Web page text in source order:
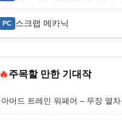
PC 스크랩 메카닉
🔥주목할 만한 기대작
아머드 트레인 워페어 – 무장 열